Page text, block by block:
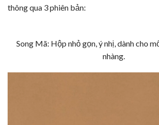
thông qua 3 phiên bản:
Song Mã: Hộp nhỏ gọn, ý nhị, dành cho
nhàng.